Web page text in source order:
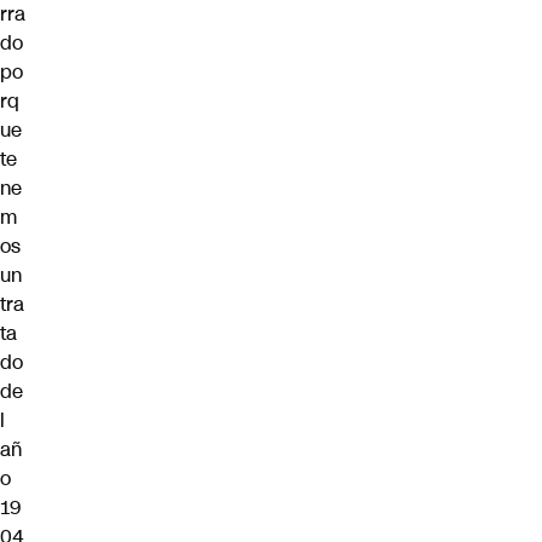
rra
do
po
rq
ue
te
ne
m
os
un
tra
ta
do
de
l
añ
o
19
04